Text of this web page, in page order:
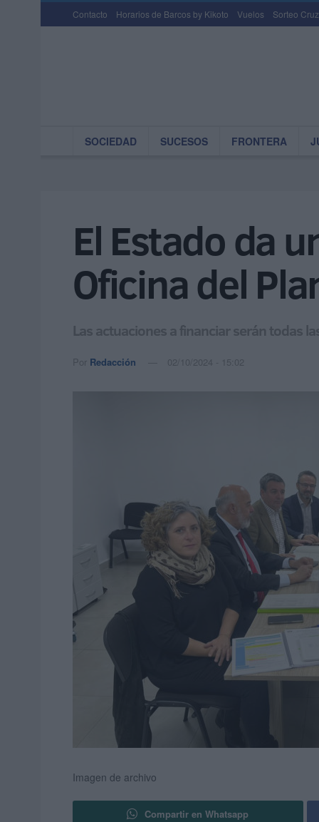
Contacto Horarios de Barcos by Kikoto Vuelos Sorteo
SOCIEDAD SUCESOS FRONTERA
El Estado da
Oficina del
Las actuaciones a financiar serán todas
Por Redacción 02/10/2024 - 15:02
Imagen de archivo
Compartir en Whatsapp